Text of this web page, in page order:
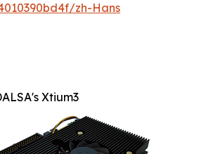
zh-Hans
Xtium3